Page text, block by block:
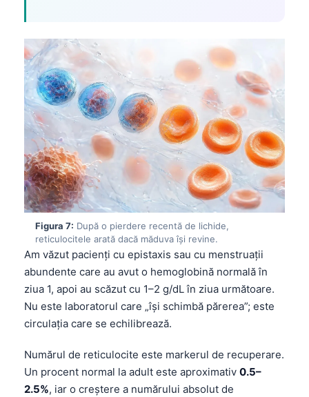
Figura 7: După o pierdere recentă de lichide,
reticulocitele arată dacă măduva își revine.
Am văzut pacienți cu epistaxis sau cu menstruații
abundente care au avut o hemoglobină normală în
ziua 1, apoi au scăzut cu 1–2 g/dL în ziua următoare.
Nu este laboratorul care „își schimbă părerea”; este
circulația care se echilibrează.
Numărul de reticulocite este markerul de recuperare.
Un procent normal la adult este aproximativ 0.5–
2.5%, iar o creștere a numărului absolut de
मराठी
తెలుగు
தமிழ்
ગુજરાતી
ಕನ್ನಡ
മലയാളം
Bahasa Melayu
Tiếng Việt
Tagalog
ไทย
ဗမာစာ
ភាសាខ្មែរ
Kiswahili
አማርኛ
Українська
O‘zbekcha